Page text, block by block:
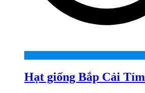
Hạt giống Bắp Cải Tím